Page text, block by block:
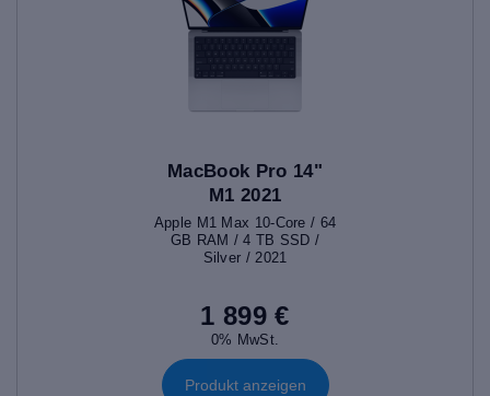
MacBook Pro 14"
M1 2021
Apple M1 Max 10-Core / 64
GB RAM / 4 TB SSD /
Silver / 2021
1 899 €
0% MwSt.
Produkt anzeigen